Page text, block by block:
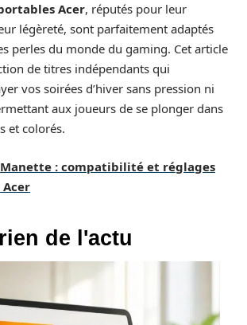
Acer, réputés pour leur
légèreté, sont parfaitement adaptés
perles du monde du gaming. Cet article
de titres indépendants qui
vos soirées d’hiver sans pression ni
aux joueurs de se plonger dans
et colorés.
Manette : compatibilité et réglages
de l'actu